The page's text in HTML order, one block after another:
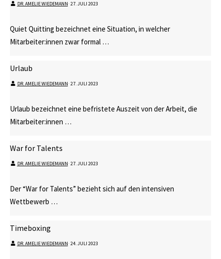
DR. AMELIE WIEDEMANN⋅ 27. JULI 2023
Quiet Quitting bezeichnet eine Situation, in welcher
Mitarbeiter:innen zwar formal …
Urlaub
DR. AMELIE WIEDEMANN⋅ 27. JULI 2023
Urlaub bezeichnet eine befristete Auszeit von der Arbeit, die
Mitarbeiter:innen …
War for Talents
DR. AMELIE WIEDEMANN⋅ 27. JULI 2023
Der “War for Talents” bezieht sich auf den intensiven
Wettbewerb …
Timeboxing
DR. AMELIE WIEDEMANN⋅ 24. JULI 2023